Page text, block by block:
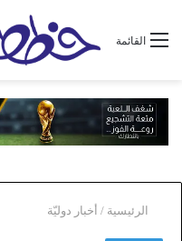
القائمة
الرئيسية / أخبار دوليّة